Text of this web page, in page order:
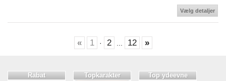
Vælg detaljer
« 1 · 2 12 »
Rabat Topkarakter Top ydeevne